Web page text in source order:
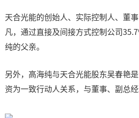
天合光能的创始人、实际控制人、董
凡，通过直接及间接方式控制公司
纯的父亲。
另外，高海纯与天合光能股东吴春艳
资为一致行动人关系，与董事、副总经